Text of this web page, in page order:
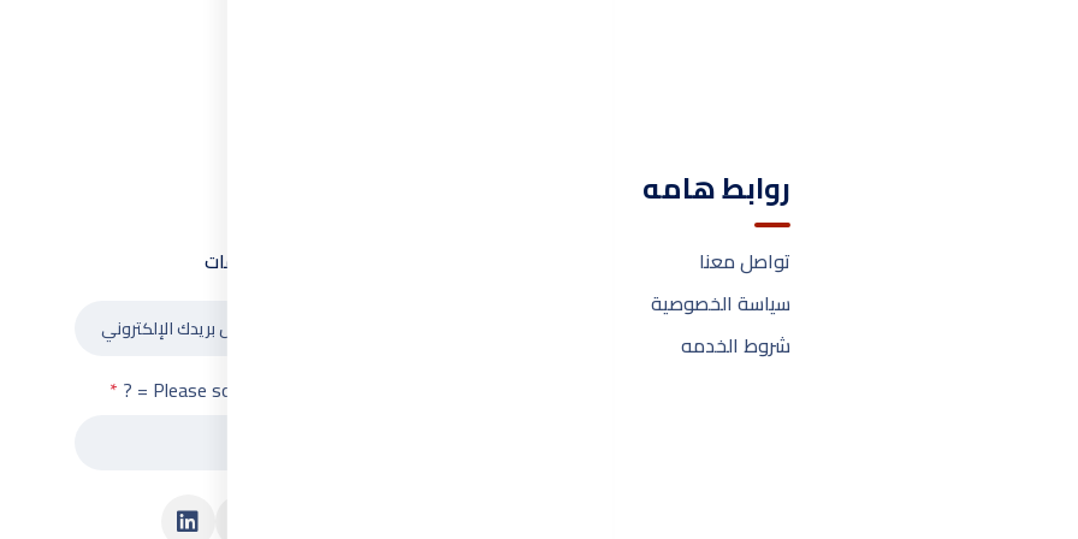
روابط هامه
تواصل معنا
سياسة الخصوصية
شروط الخدمه
📩أحصل علي أحدث العروض وأخبار الخدمات
Please solve the following math function: 5 + 3 = ?